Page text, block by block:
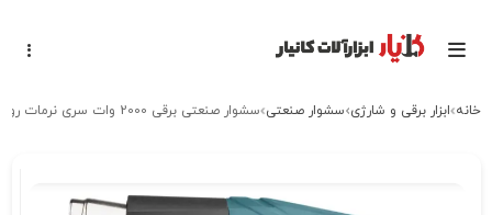
خانه ابزار برقی و شارژی سشوار صنعتی سشوار صنعتی برقی 2000 وات سری نرمات رونیکس ronix 1104